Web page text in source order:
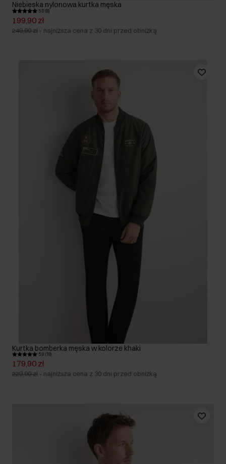
Niebieska nylonowa kurtka męska
5.0 (8)
199,90 zł
249,90 zł - najniższa cena z 30 dni przed obniżką
Kurtka bomberka męska w kolorze khaki
5.0 (10)
179,90 zł
229,90 zł - najniższa cena z 30 dni przed obniżką